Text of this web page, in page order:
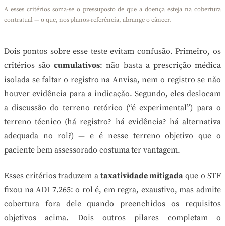
A esses critérios soma-se o pressuposto de que a doença esteja na cobertura
contratual — o que, nos planos-referência, abrange o câncer.
Dois pontos sobre esse teste evitam confusão. Primeiro, os
critérios sãocumulativos: não basta a prescrição médica
isolada se faltar o registro na Anvisa, nem o registro se não
houver evidência para a indicação. Segundo, eles deslocam
a discussão do terreno retórico (“é experimental”) para o
terreno técnico (há registro? há evidência? há alternativa
adequada no rol?) — e é nesse terreno objetivo que o
paciente bem assessorado costuma ter vantagem.
Esses critérios traduzem a taxatividade mitigada que o STF
fixou na ADI 7.265: o rol é, em regra, exaustivo, mas admite
cobertura fora dele quando preenchidos os requisitos
objetivos acima. Dois outros pilares completam o